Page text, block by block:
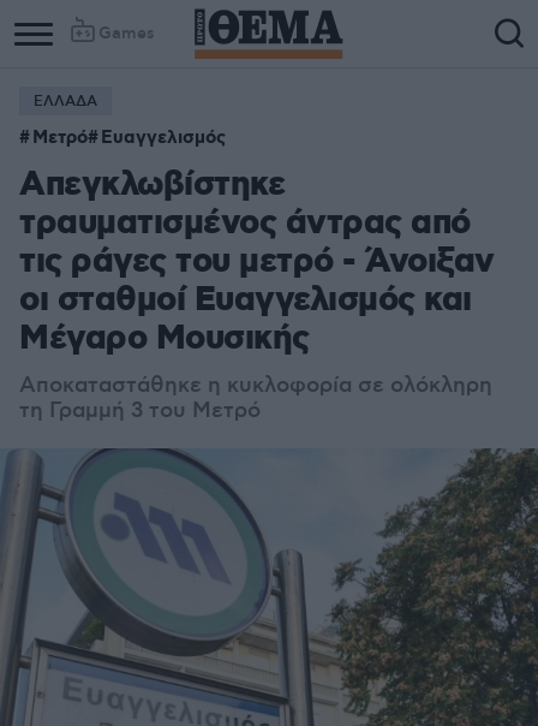
Games
ΕΛΛΑΔΑ
Μετρό Ευαγγελισμός
Απεγκλωβίστηκε
τραυματισμένος άντρας από
τις ράγες του μετρό - Άνοιξαν
οι σταθμοί Ευαγγελισμός και
Μέγαρο Μουσικής
Αποκαταστάθηκε η κυκλοφορία σε ολόκληρη
τη Γραμμή 3 του Μετρό